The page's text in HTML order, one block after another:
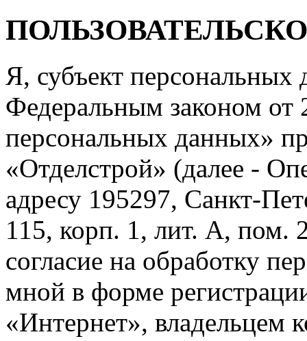
Я, субъект персональных
Федеральным законом от
персональных данных»
«Отделстрой» (далее -
адресу 195297, Санкт-
115, корп. 1, лит. А,
согласие на обработку
мной в форме
«Интернет», владельцем